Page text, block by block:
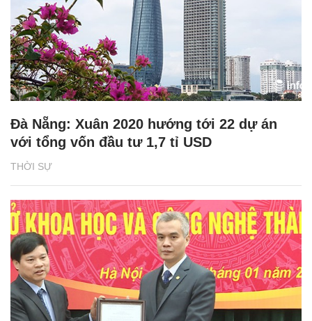
THỜI SỰ
Đà Nẵng: Xuân 2020 hướng tới 22 dự án
với tổng vốn đầu tư 1,7 tỉ USD